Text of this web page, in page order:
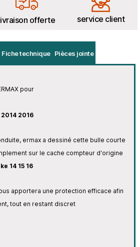
offerte service client
Fiche technique Pièces jointe
pour
2016
ermax a dessiné cette bulle courte
sur le cache compteur d'origine
14 15 16
apportera une protection efficace afin
tout en restant discret